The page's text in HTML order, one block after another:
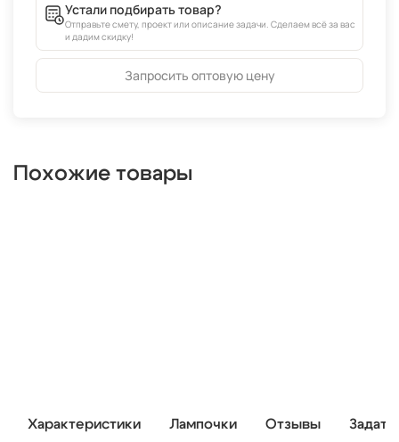
Устали подбирать товар?
Отправьте смету, проект или описание задачи. Сделаем всё за вас
и дадим скидку!
Запросить оптовую цену
Похожие товары
Характеристики Лампочки Отзывы